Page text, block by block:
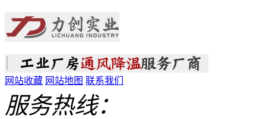
网站收藏 网站地图 联系我们
服务热线：